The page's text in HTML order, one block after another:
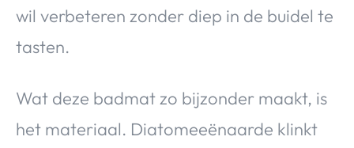
wil verbeteren zonder diep in de buidel te
tasten.
Wat deze badmat zo bijzonder maakt, is
het materiaal. Diatomeeënaarde klinkt